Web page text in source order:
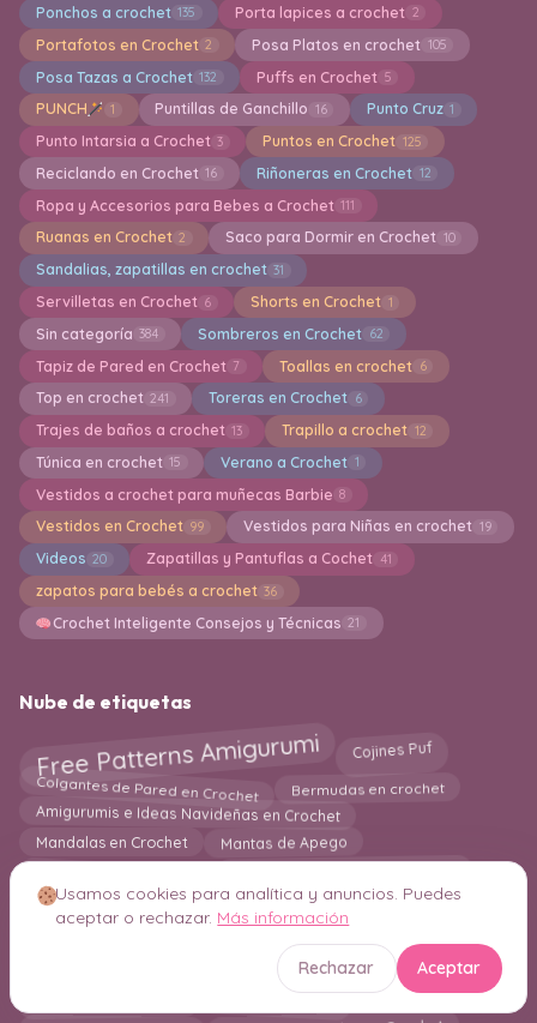
Ponchos a crochet 135 Porta lapices a crochet 2
Portafotos en Crochet 2 Posa Platos en crochet 105
Posa Tazas a Crochet 132 Puffs en Crochet 5
PUNCH 1 Puntillas de Ganchillo 16 Punto Cruz 1
Punto Intarsia a Crochet 3 Puntos en Crochet 125
Reciclando en Crochet 16 Riñoneras en Crochet 12
Ropa y Accesorios para Bebes a Crochet 111
Ruanas en Crochet 2 Saco para Dormir en Crochet 10
Sandalias, zapatillas en crochet 31
Servilletas en Crochet 6 Shorts en Crochet 1
Sin categoría 384 Sombreros en Crochet 62
Tapiz de Pared en Crochet 7 Toallas en crochet 6
Top en crochet 241 Toreras en Crochet 6
Trajes de baños a crochet 13 Trapillo a crochet 12
Túnica en crochet 15 Verano a Crochet 1
Vestidos a crochet para muñecas Barbie 8
Vestidos en Crochet 99 Vestidos para Niñas en crochet 19
Videos 20 Zapatillas y Pantuflas a Cochet 41
zapatos para bebés a crochet 36
Crochet Inteligente Consejos y Técnicas 21
Nube de etiquetas
Free Patterns Amigurumi Cojines Puf
Colgantes de Pared en Crochet Bermudas en crochet
Amigurumis e Ideas Navideñas en Crochet
Mandalas en Crochet Mantas de Apego
Flores en crochet Bolero Caminos y Centros de Mesa
Almohadas Calcetines en crochet Marcapaginas
Amigurumi Patrones Gratis Hogar
Usamos cookies para analítica y anuncios. Puedes
aceptar o rechazar. Más información
Rechazar Aceptar